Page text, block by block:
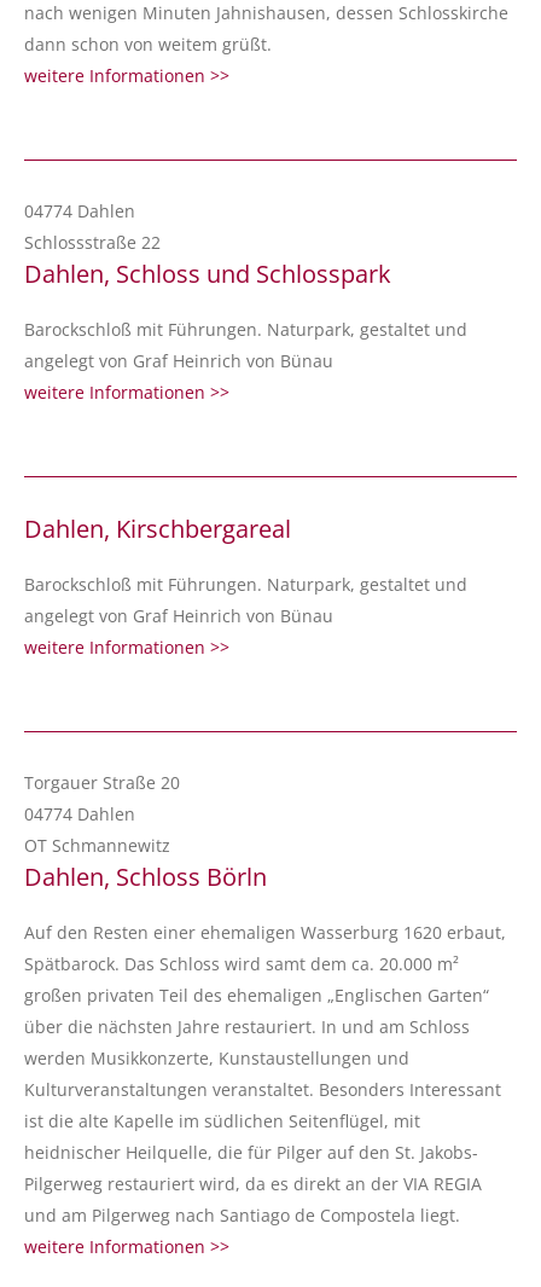
nach wenigen Minuten Jahnishausen, dessen Schlosskirche
dann schon von weitem grüßt.
weitere Informationen >>
04774 Dahlen
Schlossstraße 22
Dahlen, Schloss und Schlosspark
Barockschloß mit Führungen. Naturpark, gestaltet und
angelegt von Graf Heinrich von Bünau
weitere Informationen >>
Dahlen, Kirschbergareal
Barockschloß mit Führungen. Naturpark, gestaltet und
angelegt von Graf Heinrich von Bünau
weitere Informationen >>
Torgauer Straße 20
04774 Dahlen
OT Schmannewitz
Dahlen, Schloss Börln
Auf den Resten einer ehemaligen Wasserburg 1620 erbaut,
Spätbarock. Das Schloss wird samt dem ca. 20.000 m²
großen privaten Teil des ehemaligen „Englischen Garten“
über die nächsten Jahre restauriert. In und am Schloss
werden Musikkonzerte, Kunstaustellungen und
Kulturveranstaltungen veranstaltet. Besonders Interessant
ist die alte Kapelle im südlichen Seitenflügel, mit
heidnischer Heilquelle, die für Pilger auf den St. Jakobs-
Pilgerweg restauriert wird, da es direkt an der VIA REGIA
und am Pilgerweg nach Santiago de Compostela liegt.
weitere Informationen >>